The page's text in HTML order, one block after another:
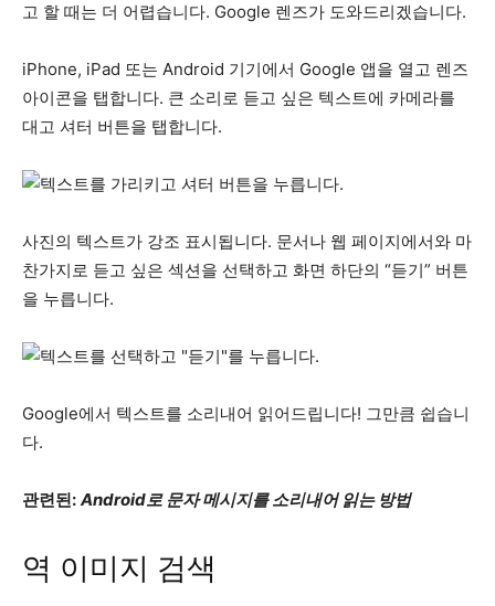
고 할 때는 더 어렵습니다. Google 렌즈가 도와드리겠습니다.
iPhone, iPad 또는 Android 기기에서 Google 앱을 열고 렌즈
아이콘을 탭합니다. 큰 소리로 듣고 싶은 텍스트에 카메라를
대고 셔터 버튼을 탭합니다.
사진의 텍스트가 강조 표시됩니다. 문서나 웹 페이지에서와 마
찬가지로 듣고 싶은 섹션을 선택하고 화면 하단의 “듣기” 버튼
을 누릅니다.
Google에서 텍스트를 소리내어 읽어드립니다! 그만큼 쉽습니
다.
관련된: Android로 문자 메시지를 소리내어 읽는 방법
역 이미지 검색